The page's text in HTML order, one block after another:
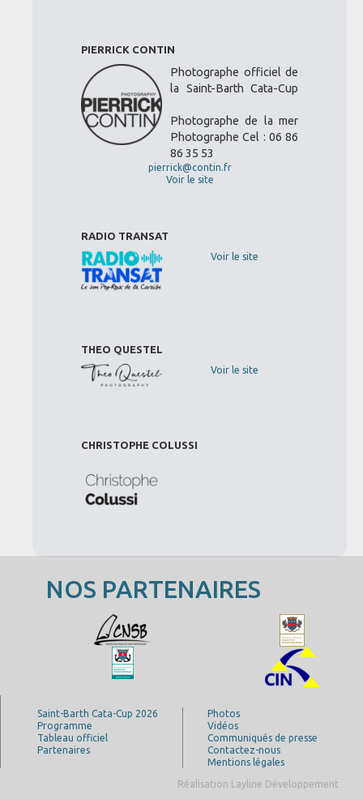
PIERRICK CONTIN
Photographe officiel de
la Saint-Barth Cata-Cup
Photographe de la mer
Photographe Cel : 06 86
86 35 53
pierrick@contin.fr
Voir le site
RADIO TRANSAT
Voir le site
THEO QUESTEL
Voir le site
CHRISTOPHE COLUSSI
NOS PARTENAIRES
Programme
Tableau officiel
Partenaires
Vidéos
Communiqués de presse
Contactez-nous
Mentions légales